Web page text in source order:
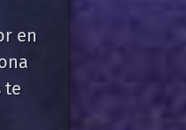
en
te